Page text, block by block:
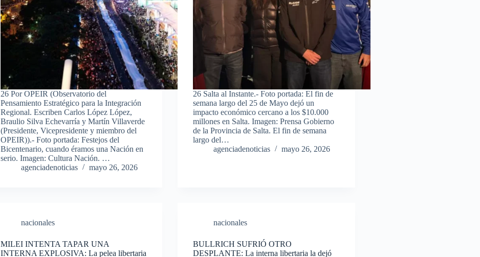
26 Por OPEIR (Observatorio del
Pensamiento Estratégico para la Integración
Regional. Escriben Carlos López López,
Braulio Silva Echevarría y Martín Villaverde
(Presidente, Vicepresidente y miembro del
OPEIR)).- Foto portada: Festejos del
Bicentenario, cuando éramos una Nación en
serio. Imagen: Cultura Nación. …
agenciadenoticias
mayo 26, 2026
26 Salta al Instante.- Foto portada: El fin de
semana largo del 25 de Mayo dejó un
impacto económico cercano a los $10.000
millones en Salta. Imagen: Prensa Gobierno
de la Provincia de Salta. El fin de semana
largo del…
agenciadenoticias
mayo 26, 2026
nacionales
MILEI INTENTA TAPAR UNA
INTERNA EXPLOSIVA: La pelea libertaria
nacionales
BULLRICH SUFRIÓ OTRO
DESPLANTE: La interna libertaria la dejó